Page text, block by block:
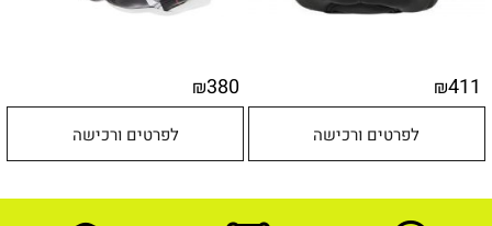
₪411
לפרטים ורכישה
₪380
לפרטים ורכישה